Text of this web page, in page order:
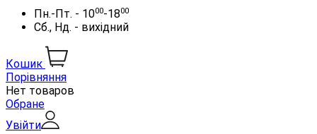
Пн.-Пт. - 1000-1800
Сб., Нд. - вихідний
Кошик
Порівняння
Нет товаров
Обране
Увійти